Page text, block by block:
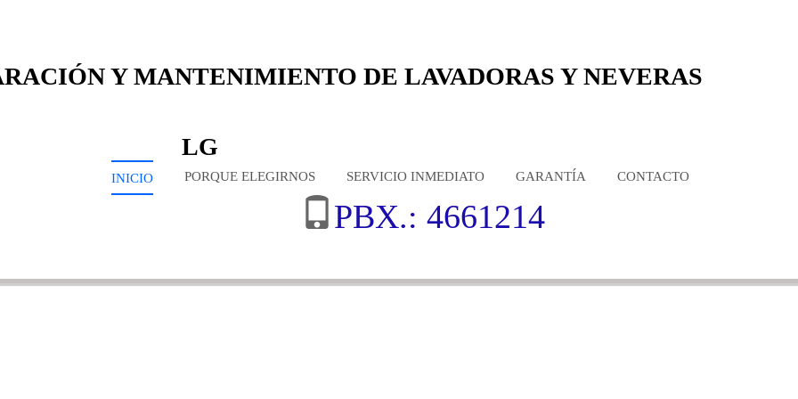
Y MANTENIMIENTO DE LAVADORAS Y NEVERAS
LG
INICIO PORQUE ELEGIRNOS SERVICIO INMEDIATO GARANTÍA CONTACTO
PBX.: 4661214